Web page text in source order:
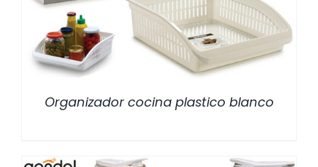
Organizador cocina plastico blanco